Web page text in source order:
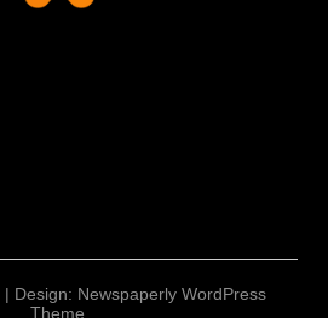
| Design: Newspaperly WordPress
Theme